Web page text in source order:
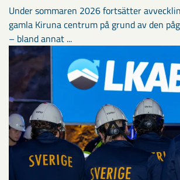
Under sommaren 2026 fortsätter
gamla Kiruna centrum på grund av den
– bland annat ...